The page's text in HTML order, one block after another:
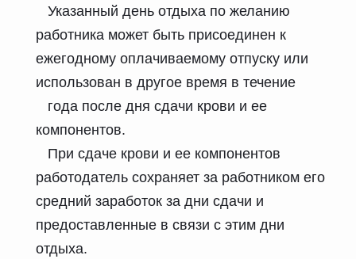
Указанный день отдыха по желанию
работника может быть присоединен к
ежегодному оплачиваемому отпуску или
использован в другое время в течение
года после дня сдачи крови и ее
компонентов.
При сдаче крови и ее компонентов
работодатель сохраняет за работником его
средний заработок за дни сдачи и
предоставленные в связи с этим дни
отдыха.